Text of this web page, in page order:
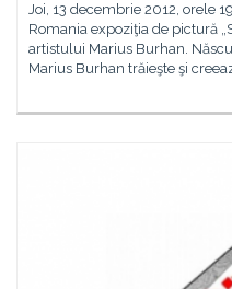
Joi, 13 decembrie 2012, orele
Romania expoziţia de pictură
artistului Marius Burhan.
Marius Burhan trăieşte şi